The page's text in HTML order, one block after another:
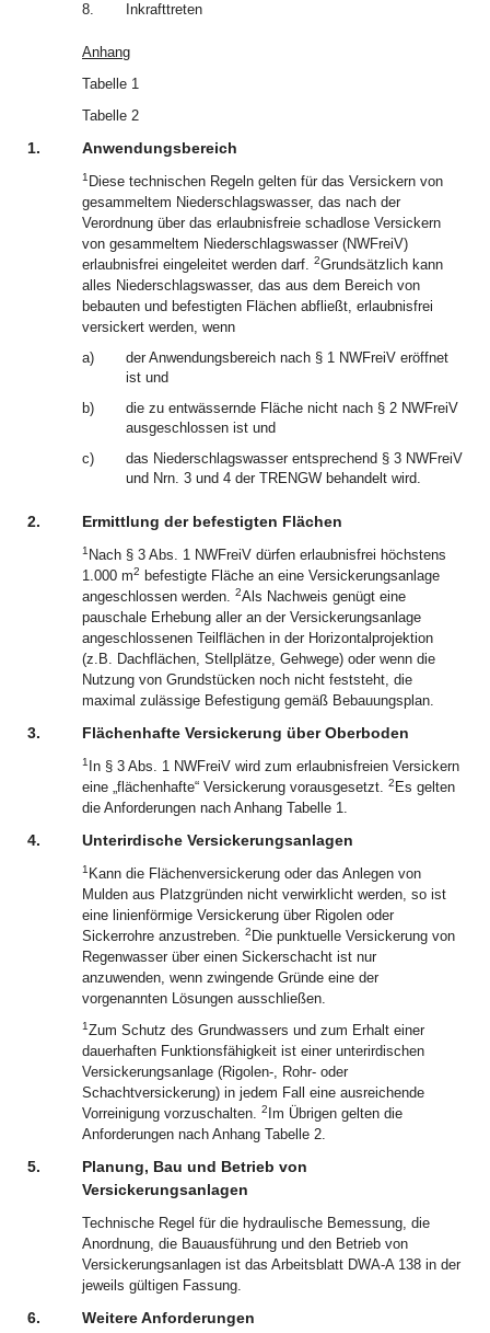
8.
Inkrafttreten
Anhang
Tabelle 1
Tabelle 2
1. Anwendungsbereich
1 Diese technischen Regeln gelten für das Versickern von
gesammeltem Niederschlagswasser, das nach der
Verordnung über das erlaubnisfreie schadlose Versickern
von gesammeltem Niederschlagswasser (NWFreiV)
erlaubnisfrei eingeleitet werden darf. 2Grundsätzlich kann
alles Niederschlagswasser, das aus dem Bereich von
bebauten und befestigten Flächen abfließt, erlaubnisfrei
versickert werden, wenn
a)
der Anwendungsbereich nach § 1 NWFreiV eröffnet
ist und
b)
die zu entwässernde Fläche nicht nach § 2 NWFreiV
ausgeschlossen ist und
c)
das Niederschlagswasser entsprechend § 3 NWFreiV
und Nrn. 3 und 4 der TRENGW behandelt wird.
2. Ermittlung der befestigten Flächen
1 Nach § 3 Abs. 1 NWFreiV dürfen erlaubnisfrei höchstens
1.000 m2
befestigte Fläche an eine Versickerungsanlage
angeschlossen werden. 2Als Nachweis genügt eine
pauschale Erhebung aller an der Versickerungsanlage
angeschlossenen Teilflächen in der Horizontalprojektion
(z.B. Dachflächen, Stellplätze, Gehwege) oder wenn die
Nutzung von Grundstücken noch nicht feststeht, die
maximal zulässige Befestigung gemäß Bebauungsplan.
3. Flächenhafte Versickerung über Oberboden
1 In § 3 Abs. 1 NWFreiV wird zum erlaubnisfreien Versickern
eine „flächenhafte“ Versickerung vorausgesetzt. 2 Es gelten
die Anforderungen nach Anhang Tabelle 1.
4. Unterirdische Versickerungsanlagen
1 Kann die Flächenversickerung oder das Anlegen von
Mulden aus Platzgründen nicht verwirklicht werden, so ist
eine linienförmige Versickerung über Rigolen oder
Sickerrohre anzustreben. 2 Die punktuelle Versickerung von
Regenwasser über einen Sickerschacht ist nur
anzuwenden, wenn zwingende Gründe eine der
vorgenannten Lösungen ausschließen.
1Zum Schutz des Grundwassers und zum Erhalt einer
dauerhaften Funktionsfähigkeit ist einer unterirdischen
Versickerungsanlage (Rigolen-, Rohr- oder
Schachtversickerung) in jedem Fall eine ausreichende
Vorreinigung vorzuschalten. 2 Im Übrigen gelten die
Anforderungen nach Anhang Tabelle 2.
5.
Planung, Bau und Betrieb von
Versickerungsanlagen
Technische Regel für die hydraulische Bemessung, die
Anordnung, die Bauausführung und den Betrieb von
Versickerungsanlagen ist das Arbeitsblatt DWA-A 138 in der
jeweils gültigen Fassung.
6. Weitere Anforderungen